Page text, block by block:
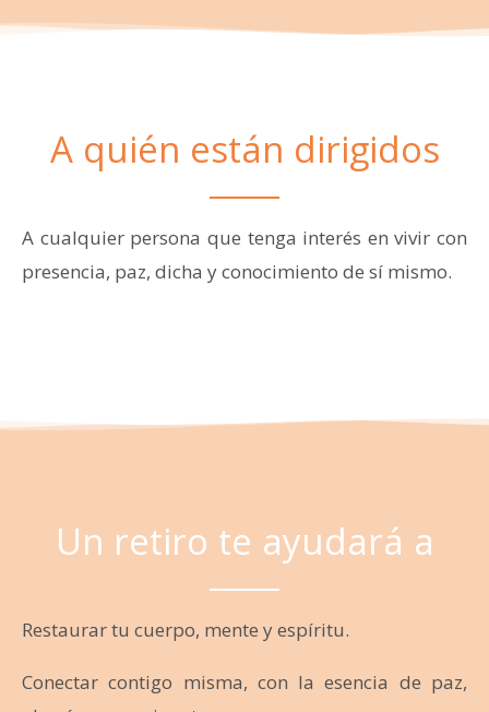
A quién están dirigidos
A cualquier persona que tenga interés en vivir con
presencia, paz, dicha y conocimiento de sí mismo.
Un retiro te ayudará a
Restaurar tu cuerpo, mente y espíritu.
Conectar contigo misma, con la esencia de paz,